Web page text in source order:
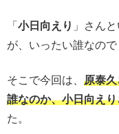
「 小日向えり 」さん
が、いったい誰なので
そこで今回は、 原泰
誰なのか、小日向え
た。